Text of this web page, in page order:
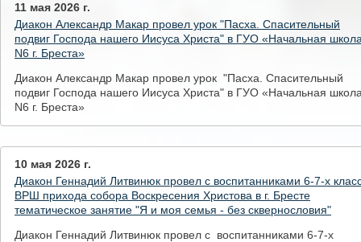
11 мая 2026 г.
Диакон Александр Макар провел урок "Пасха. Спасительный
подвиг Господа нашего Иисуса Христа" в ГУО «Начальная
N6 г. Бреста»
Диакон Александр Макар провел урок "Пасха. Спасительный
подвиг Господа нашего Иисуса Христа" в ГУО «Начальная
N6 г. Бреста»
10 мая 2026 г.
Диакон Геннадий Литвинюк провел с воспитанниками 6-7-х
ВРШ прихода собора Воскресения Христова в г. Бресте
тематическое занятие "Я и моя семья - без сквернословия"
Диакон Геннадий Литвинюк провел с воспитанниками 6-7-х